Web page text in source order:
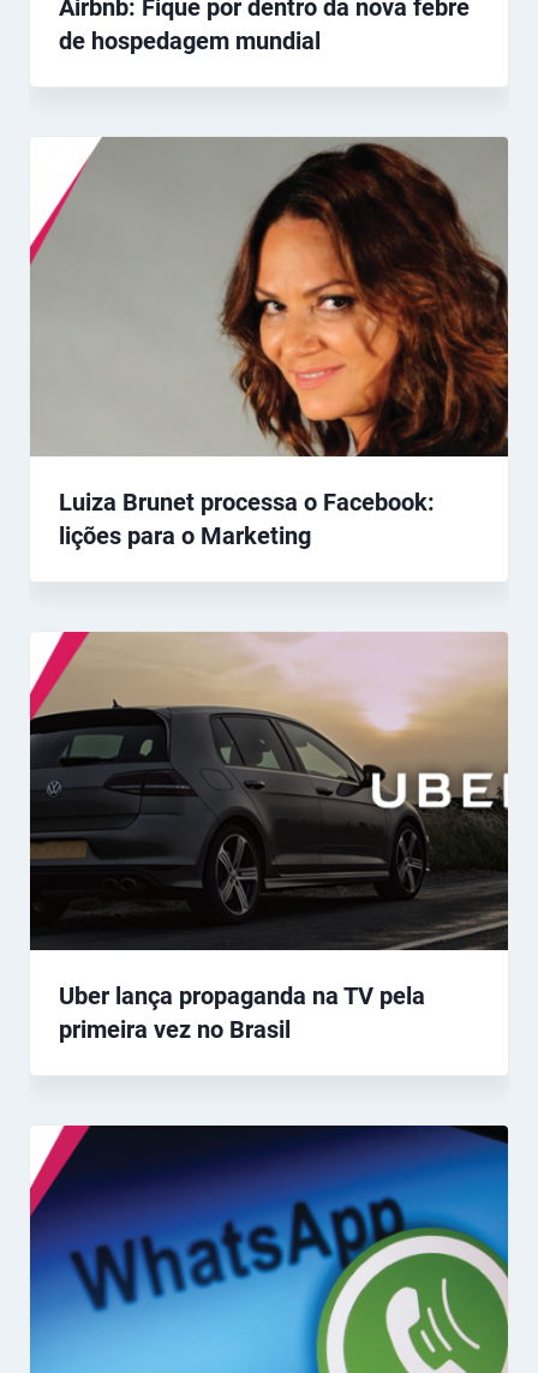
Airbnb: Fique por dentro da nova febre
de hospedagem mundial
Luiza Brunet processa o Facebook:
lições para o Marketing
Uber lança propaganda na TV pela
primeira vez no Brasil